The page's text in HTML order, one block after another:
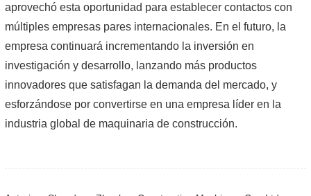
aprovechó esta oportunidad para establecer contactos con
múltiples empresas pares internacionales. En el futuro, la
empresa continuará incrementando la inversión en
investigación y desarrollo, lanzando más productos
innovadores que satisfagan la demanda del mercado, y
esforzándose por convertirse en una empresa líder en la
industria global de maquinaria de construcción.